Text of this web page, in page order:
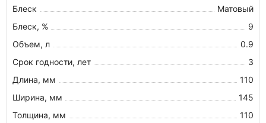
Блеск
Матовый
Блеск, %
9
Объем, л
0.9
Срок годности, лет
3
Длина, мм
110
Ширина, мм
145
Толщина, мм
110